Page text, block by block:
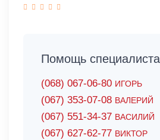
Помощь
(068) 067-06-80 ИГОРЬ
(067) 353-07-08 ВАЛЕРИЙ
(067) 551-34-37 ВАСИЛИЙ
(067) 627-62-77 ВИКТОР